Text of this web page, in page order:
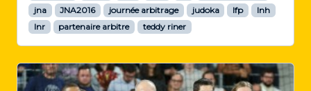
jna
JNA2016 journée arbitrage judoka lfp
lnh
lnr
partenaire arbitre teddy riner